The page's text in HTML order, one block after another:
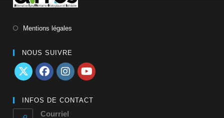
Mentions légales
NOUS SUIVRE
INFOS DE CONTACT
Courriel